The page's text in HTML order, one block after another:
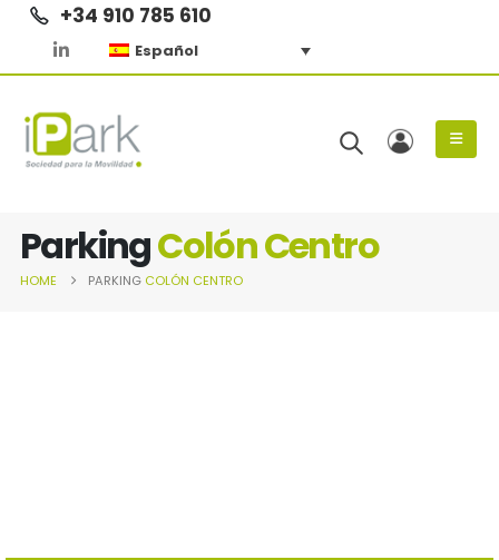
+34 910 785 610
Español
ParkingColón Centro
HOME PARKING COLÓN CENTRO